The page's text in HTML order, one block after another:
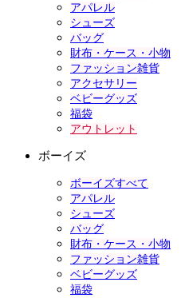
アパレル
シューズ
バッグ
財布・ケース・小物
ファッション雑貨
アクセサリー
ベビーグッズ
福袋
アウトレット
ボーイズ
ボーイズすべて
アパレル
シューズ
バッグ
財布・ケース・小物
ファッション雑貨
ベビーグッズ
福袋